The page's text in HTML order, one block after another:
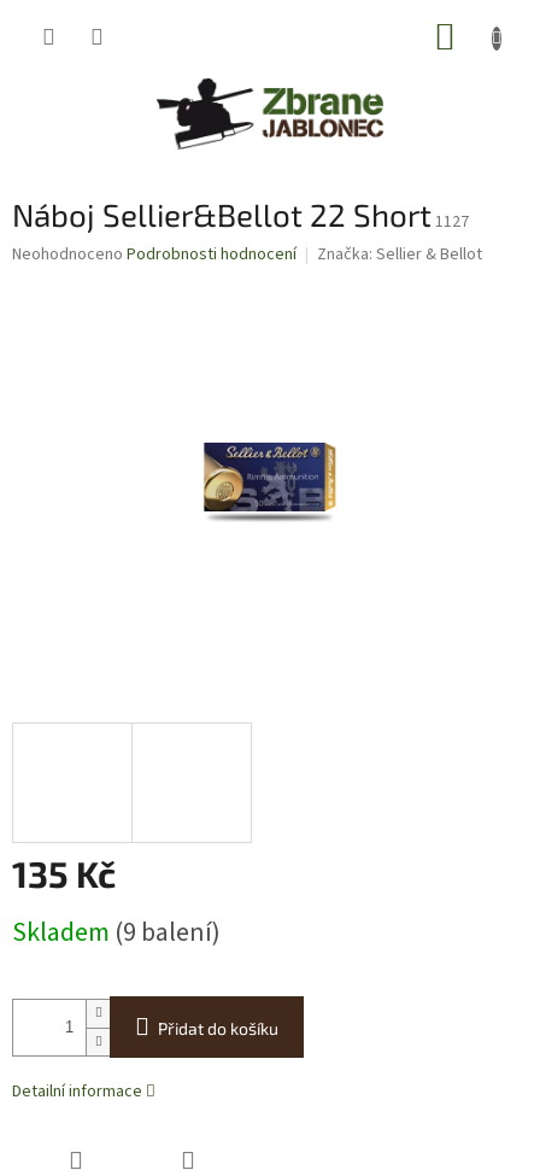
Náboj Sellier&Bellot 22 Short1127
Průměrné
Neohodnoceno Podrobnosti hodnocení Značka: Sellier & Bellot
135 Kč
cena:
Skladem (9 balení)
Přidat do košíku
Detailní informace